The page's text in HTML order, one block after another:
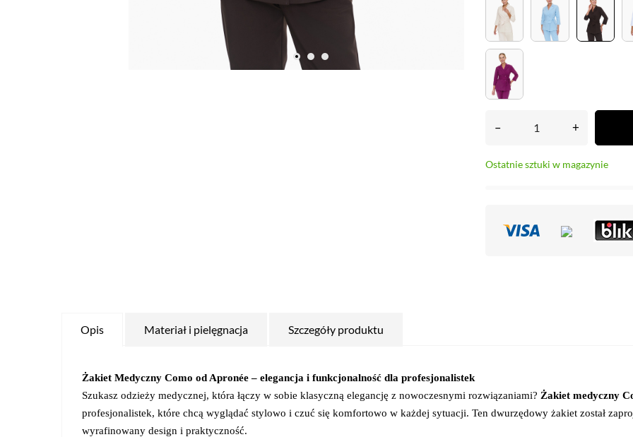
– +
Ostatnie sztuki w magazynie
Opis Materiał i pielęgnacja Szczegóły produktu
Żakiet Medyczny Como od Apronée – elegancja i funkcjonalność dla profesjonalistek
Szukasz odzieży medycznej, która łączy w sobie klasyczną elegancję z nowoczesnymi rozwiązaniami? Żakiet medyczny
profesjonalistek, które chcą wyglądać stylowo i czuć się komfortowo w każdej sytuacji. Ten dwurzędowy żakiet został
wyrafinowany design i praktyczność.